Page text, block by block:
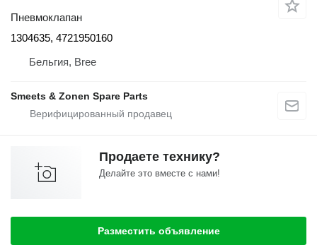
Пневмоклапан
1304635, 4721950160
Бельгия, Bree
Smeets & Zonen Spare Parts
Продаете технику?
Делайте это вместе с нами!
Разместить объявление